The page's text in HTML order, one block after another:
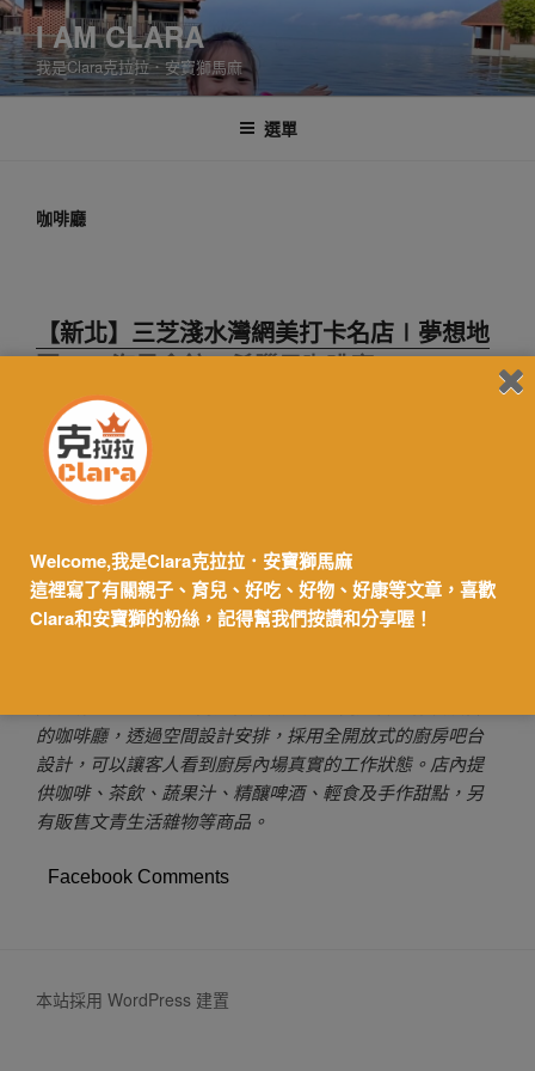
跳
至
主
要
I AM CLARA
我是Clara克拉拉．安寶獅馬麻
選單
咖啡廳
【新北】三芝淺水灣網美打卡名店∣夢想地
圖Cafe海景會館∣希臘風咖啡廳
炎炎夏日大家都往哪兒去呢？年輕的時候，總會和三五好
友騎著機車往山上或海邊跑，但是隨著年紀增長，Clara克
拉拉只想美美的、舒服的、悠哉的看看海，享受美食。
【台北】西門站 鬧咖啡NOW coffee，不限
時WiFi插座咖啡廳，寬敞舒適工作型咖啡店
的咖啡廳，透過空間設計安排，採用全開放式的廚房吧台
設計，可以讓客人看到廚房內場真實的工作狀態。店內提
供咖啡、茶飲、蔬果汁、精釀啤酒、輕食及手作甜點，另
有販售文青生活雜物等商品。
Facebook Comments
本站採用 WordPress 建置
Welcome,我是Clara克拉拉．安寶獅馬麻
這裡寫了有關親子、育兒、好吃、好物、好康等文章，喜歡
Clara和安寶獅的粉絲，記得幫我們按讚和分享喔！